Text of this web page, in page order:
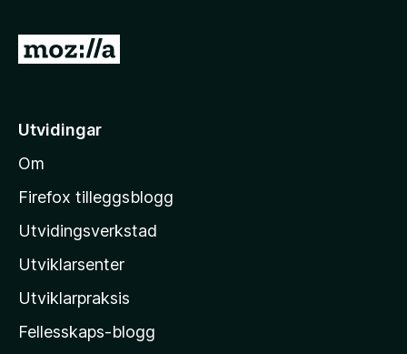
G
i
M
o
l
l
-
Utvidingar
Om
Firefox tilleggsblogg
Utvidingsverkstad
Utviklarsenter
Utviklarpraksis
Fellesskaps-blogg